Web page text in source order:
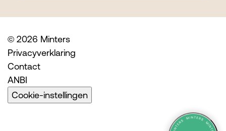
© 2026 Minters
Privacyverklaring
Contact
ANBI
Cookie-instellingen